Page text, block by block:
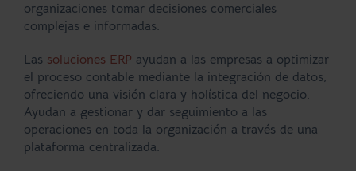
organizaciones tomar decisiones comerciales
complejas e informadas.
Las soluciones ERP ayudan a las empresas a optimizar
el proceso contable mediante la integración de datos,
ofreciendo una visión clara y holística del negocio.
Ayudan a gestionar y dar seguimiento a las
operaciones en toda la organización a través de una
plataforma centralizada.